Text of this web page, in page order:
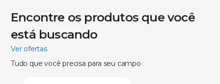
Encontre os produtos que você
está buscando
Ver ofertas
Tudo que você precisa para seu campo